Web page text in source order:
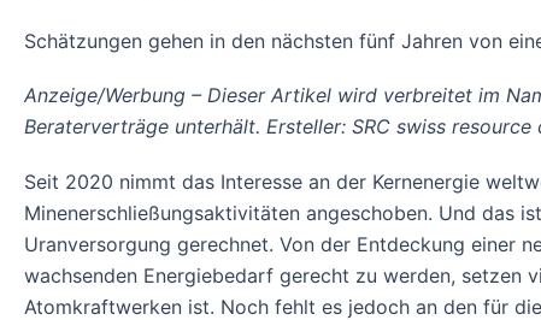
Schätzungen gehen in den nächsten fünf Jahren von
Anzeige/Werbung – Dieser Artikel wird verbreitet im
Beraterverträge unterhält. Ersteller: SRC swiss
Seit 2020 nimmt das Interesse an der Kernenergie
Minenerschließungsaktivitäten angeschoben. Und das
Uranversorgung gerechnet. Von der Entdeckung einer
wachsenden Energiebedarf gerecht zu werden, setzen
Atomkraftwerken ist. Noch fehlt es jedoch an den für